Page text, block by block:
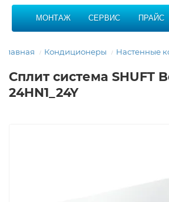
МОНТАЖ СЕРВИС ПРАЙС
Главная Кондиционеры Настенные
Сплит система SHUFT
24HN1_24Y